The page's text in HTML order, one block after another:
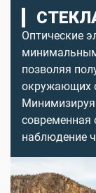
Оптические
позволяя
окружающих
Минимизируя
современная
наблюдение